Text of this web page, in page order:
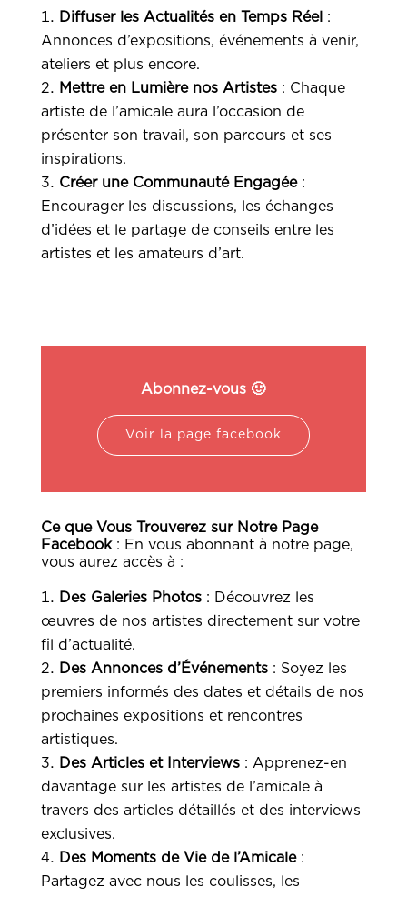
Diffuser les Actualités en Temps Réel :
Annonces d’expositions, événements à venir,
ateliers et plus encore.
Mettre en Lumière nos Artistes: Chaque
artiste de l’amicale aura l’occasion de
présenter son travail, son parcours et ses
inspirations.
Créer une Communauté Engagée:
Encourager les discussions, les échanges
d’idées et le partage de conseils entre les
artistes et les amateurs d’art.
Abonnez-vous 🙂
Voir la page facebook
Ce que Vous Trouverez sur Notre Page
Facebook: En vous abonnant à notre page,
vous aurez accès à :
Des Galeries Photos: Découvrez les
œuvres de nos artistes directement sur votre
fil d’actualité.
Des Annonces d’Événements: Soyez les
premiers informés des dates et détails de nos
prochaines expositions et rencontres
artistiques.
Des Articles et Interviews: Apprenez-en
davantage sur les artistes de l’amicale à
travers des articles détaillés et des interviews
exclusives.
Des Moments de Vie de l’Amicale:
Partagez avec nous les coulisses, les